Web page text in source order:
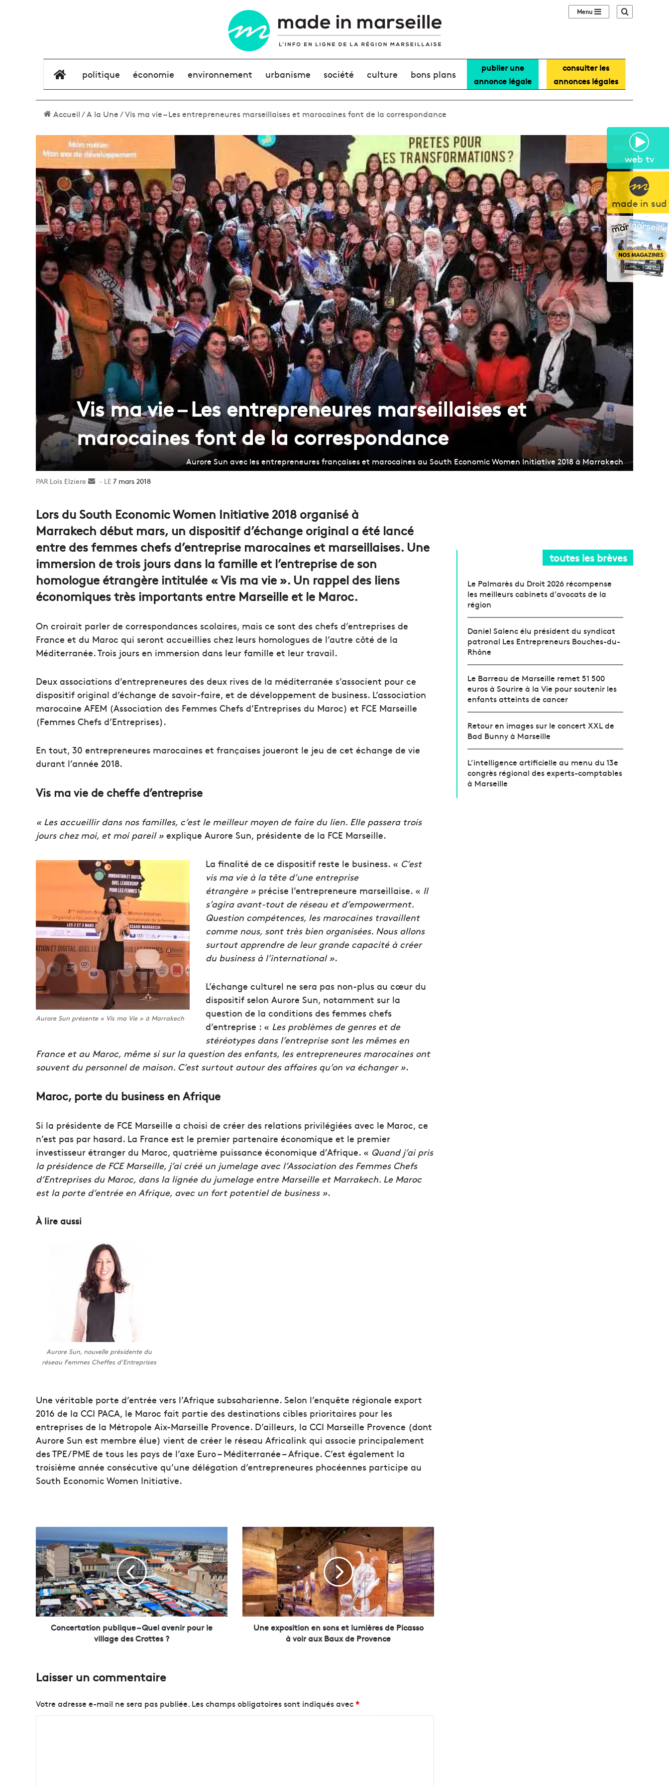
web tv
made in sud
Sidebar (barre
élément de menu
politique économie environnement urbanisme société culture bons plans
publier une
annonce légale
consulter les
annonces légales
Accueil/A la Une/Vis ma vie – Les entrepreneures marseillaises et marocaines font de la correspondance
Vis ma vie – Les entrepreneures marseillaises et
marocaines font de la correspondance
Aurore Sun avec les entrepreneures françaises et marocaines au South Economic Women Initiative 2018 à Marrakech
Loïs Elziere
Envoyer7 mars 2018
Lors du South Economic Women Initiative 2018 organisé à
Marrakech début mars, un dispositif d’échange original a été lancé
entre des femmes chefs d’entreprise marocaines et marseillaises. Une
immersion de trois jours dans la famille et l’entreprise de son
homologue étrangère intitulée « Vis ma vie ». Un rappel des liens
économiques très importants entre Marseille et le Maroc.
On croirait parler de correspondances scolaires, mais ce sont des chefs d’entreprises de
France et du Maroc qui seront accueillies chez leurs homologues de l’autre côté de la
Méditerranée. Trois jours en immersion dans leur famille et leur travail.
Deux associations d’entrepreneures des deux rives de la méditerranée s’associent pour ce
dispositif original d’échange de savoir-faire, et de développement de business. L’association
marocaine AFEM (Association des Femmes Chefs d’Entreprises du Maroc) et FCE Marseille
(Femmes Chefs d’Entreprises).
En tout, 30 entrepreneures marocaines et françaises joueront le jeu de cet échange de vie
durant l’année 2018.
Vis ma vie de cheffe d’entreprise
« Les accueillir dans nos familles, c’est le meilleur moyen de faire du lien. Elle passera trois
jours chez moi, et moi pareil » explique Aurore Sun, présidente de la FCE Marseille.
Aurore Sun présente « Vis ma Vie » à Marrakech
La finalité de ce dispositif reste le business. « C’est
vis ma vie à la tête d’une entreprise
étrangère » précise l’entrepreneure marseillaise. « Il
s’agira avant-tout de réseau et d’empowerment.
Question compétences, les marocaines travaillent
comme nous, sont très bien organisées. Nous allons
surtout apprendre de leur grande capacité à créer
du business à l’international ».
L’échange culturel ne sera pas non-plus au cœur du
dispositif selon Aurore Sun, notamment sur la
question de la conditions des femmes chefs
d’entreprise : « Les problèmes de genres et de
stéréotypes dans l’entreprise sont les mêmes en
France et au Maroc, même si sur la question des enfants, les entrepreneures marocaines ont
souvent du personnel de maison. C’est surtout autour des affaires qu’on va échanger ».
Maroc, porte du business en Afrique
Si la présidente de FCE Marseille a choisi de créer des relations privilégiées avec le Maroc, ce
n’est pas par hasard. La France est le premier partenaire économique et le premier
investisseur étranger du Maroc, quatrième puissance économique d’Afrique. « Quand j’ai pris
la présidence de FCE Marseille, j’ai créé un jumelage avec l’Association des Femmes Chefs
d’Entreprises du Maroc, dans la lignée du jumelage entre Marseille et Marrakech. Le Maroc
est la porte d’entrée en Afrique, avec un fort potentiel de business ».
À lire aussi
Aurore Sun, nouvelle présidente du
réseau Femmes Cheffes d’Entreprises
Une véritable porte d’entrée vers l’Afrique subsaharienne. Selon l’enquête régionale export
2016 de la CCI PACA, le Maroc fait partie des destinations cibles prioritaires pour les
entreprises de la Métropole Aix-Marseille Provence. D’ailleurs, la CCI Marseille Provence (dont
Aurore Sun est membre élue) vient de créer le réseau Africalink qui associe principalement
des TPE/PME de tous les pays de l’axe Euro – Méditerranée – Afrique. C’est également la
troisième année consécutive qu’une délégation d’entrepreneures phocéennes participe au
South Economic Women Initiative.
C
o
n
c
e
r
t
a
t
b
i
q
Concertation publique – Quel avenir pour le
village des Crottes ?
U
n
e
e
x
p
o
s
i
o
n
Une exposition en sons et lumières de Picasso
à voir aux Baux de Provence
Laisser un commentaire
Votre adresse e-mail ne sera pas publiée. Les champs obligatoires sont indiqués avec*
toutes les brèves
Le Palmarès du Droit 2026 récompense
les meilleurs cabinets d’avocats de la
région
Daniel Salenc élu président du syndicat
patronal Les Entrepreneurs Bouches-du-
Rhône
Le Barreau de Marseille remet 51 500
euros à Sourire à la Vie pour soutenir les
enfants atteints de cancer
Retour en images sur le concert XXL de
Bad Bunny à Marseille
L’intelligence artificielle au menu du 13e
congrès régional des experts-comptables
à Marseille